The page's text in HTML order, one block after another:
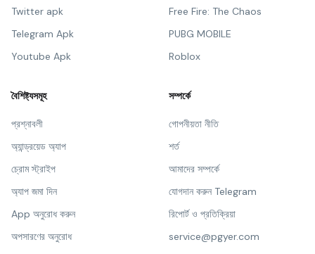
Twitter apk
Telegram Apk
Youtube Apk
Free Fire: The Chaos
PUBG MOBILE
Roblox
বৈশিষ্ট্যসমূহ
প্রশ্নাবলী
অ্যান্ড্রয়েড অ্যাপ
চ্রোম স্ট্রাইপ
অ্যাপ জমা দিন
App অনুরোধ করুন
অপসারণের অনুরোধ
সম্পর্কে
গোপনীয়তা নীতি
শর্ত
আমাদের সম্পর্কে
যোগদান করুন Telegram
রিপোর্ট ও প্রতিক্রিয়া
service@pgyer.com